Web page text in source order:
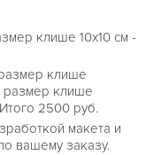
клише 10х10 см -
клише
размер клише
2500 руб.
макета и
вашему заказу.